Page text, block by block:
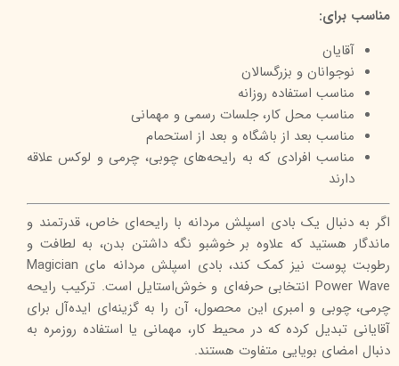
مناسب برای:
آقایان
نوجوانان و بزرگسالان
مناسب استفاده روزانه
مناسب محل کار، جلسات رسمی و مهمانی
مناسب بعد از باشگاه و بعد از استحمام
مناسب افرادی که به رایحه‌های چوبی، چرمی و لوکس علاقه
دارند
اگر به دنبال یک بادی اسپلش مردانه با رایحه‌ای خاص، قدرتمند و
ماندگار هستید که علاوه بر خوشبو نگه داشتن بدن، به لطافت و
رطوبت پوست نیز کمک کند، بادی اسپلش مردانه مای Magician
Power Wave انتخابی حرفه‌ای و خوش‌استایل است. ترکیب رایحه
چرمی، چوبی و امبری این محصول، آن را به گزینه‌ای ایده‌آل برای
آقایانی تبدیل کرده که در محیط کار، مهمانی یا استفاده روزمره به
دنبال امضای بویایی متفاوت هستند.